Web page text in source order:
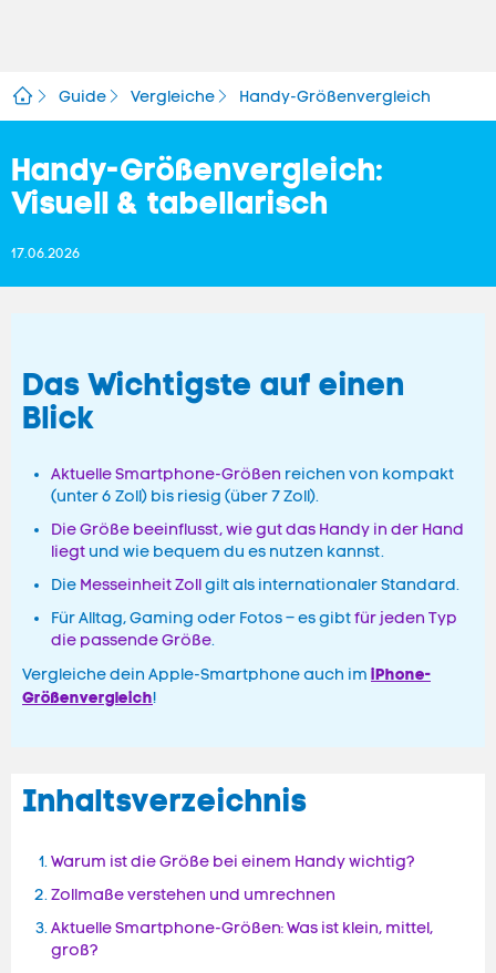
Guide Vergleiche Handy-Größenvergleich
Handy-Größenvergleich:
Visuell & tabellarisch
17.06.2026
Das Wichtigste auf einen
Blick
Aktuelle Smartphone-Größen reichen von kompakt
(unter 6 Zoll) bis riesig (über 7 Zoll).
Die Größe beeinflusst, wie gut das Handy in der Hand
liegt und wie bequem du es nutzen kannst.
Die Messeinheit Zollgilt als internationaler Standard.
Für Alltag, Gaming oder Fotos – es gibtfür jeden Typ
die passende Größe.
Vergleiche dein Apple-Smartphone auch im iPhone-
Größenvergleich!
Inhaltsverzeichnis
Warum ist die Größe bei einem Handy wichtig?
Zollmaße verstehen und umrechnen
Aktuelle Smartphone-Größen: Was ist klein, mittel,
groß?